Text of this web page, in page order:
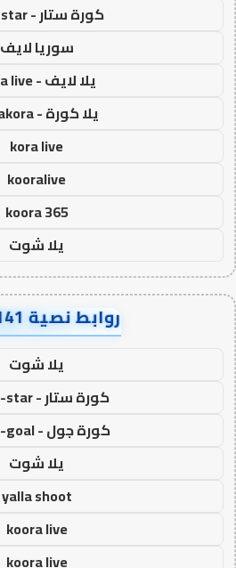
كورة ستار - kora star
سوريا لايف
يلا لايف - yalla live
يلا كورة - yallakora
kora live
kooralive
koora 365
يلا شوت
روابط نصية AA90141
يلا شوت
كورة ستار - koora-star
كورة جول - koora-goal
يلا شوت
yalla shoot
koora live
koora live